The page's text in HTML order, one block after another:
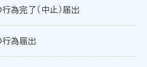
為完了（中止）届出
為届出